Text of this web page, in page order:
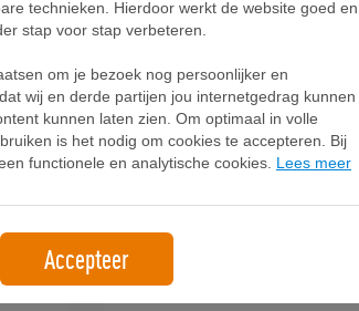
Sneakers
Filter 1
technieken. Hierdoor werkt de website goed en
stap voor stap verbeteren.
om je bezoek nog persoonlijker en
wij en derde partijen jou internetgedrag kunnen
kunnen laten zien. Om optimaal in volle
is het nodig om cookies te accepteren. Bij
functionele en analytische cookies. Lees meer
Accepteer